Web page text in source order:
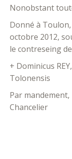
Nonobstant
Donné à
octobre 2012,
le contreseing
+ Dominicus
Tolonensis
Par mandement,
Chancelier